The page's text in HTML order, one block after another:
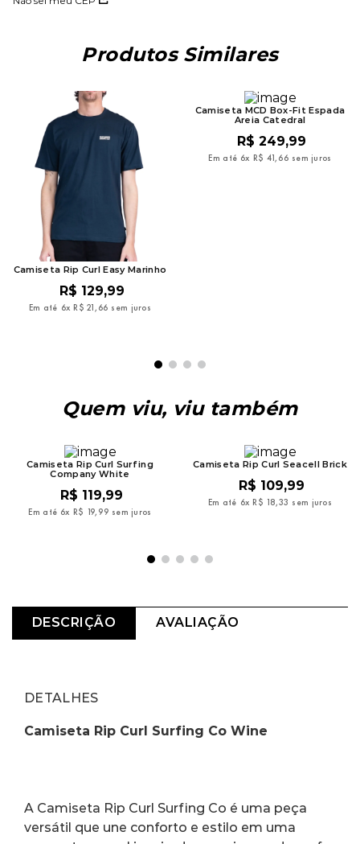
Produtos Similares
Camiseta Rip Curl Easy Marinho
R$ 129,99
Em até 6x R$ 21 , 66 sem juros
Camiseta MCD Box-Fit Espada
Areia Catedral
R$ 249,99
Em até 6x R$ 41, 66 sem juros
Quem viu, viu também
Camiseta Rip Curl Surfing
Company White
R$ 119,99
Em até 6x R$ 19, 99 sem juros
Camiseta Rip Curl Seacell Brick
R$ 109,99
Em até 6x R$ 18,33 sem juros
DESCRIÇÃO AVALIAÇÃO
DETALHES
Camiseta Rip Curl Surfing Co Wine
A Camiseta Rip Curl Surfing Co é uma peça
versátil que une conforto e estilo em uma